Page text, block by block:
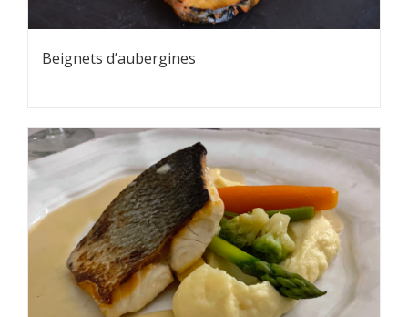
Beignets d’aubergines